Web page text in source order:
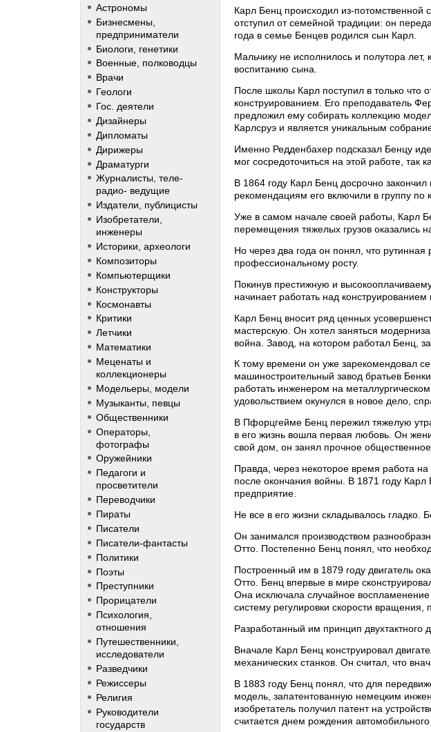
Астрономы
Бизнесмены,
предприниматели
Биологи, генетики
Военные, полководцы
Врачи
Геологи
Гос. деятели
Дизайнеры
Дипломаты
Дирижеры
Драматурги
Журналисты, теле-
радио- ведущие
Издатели, публицисты
Изобретатели,
инженеры
Историки, археологи
Композиторы
Компьютерщики
Конструкторы
Космонавты
Критики
Летчики
Математики
Меценаты и
коллекционеры
Модельеры, модели
Музыканты, певцы
Общественники
Операторы,
фотографы
Оружейники
Педагоги и
просветители
Переводчики
Пираты
Писатели
Писатели-фантасты
Политики
Поэты
Преступники
Прорицатели
Психология,
отношения
Путешественники,
исследователи
Разведчики
Режиссеры
Религия
Руководители
государств
Карл Бенц происходил из-потомственной
отступил от семейной традиции: он
года в семье Бенцев родился сын Карл.
Мальчику не исполнилось и полутора
воспитанию сына.
После школы Карл поступил в только что
конструированием. Его преподаватель
предложил ему собирать коллекцию
Карлсруэ и является уникальным
Именно Редденбахер подсказал Бенцу
мог сосредоточиться на этой работе, так
В 1864 году Карл Бенц досрочно
рекомендациям его включили в группу по
Уже в самом начале своей работы, Карл
перемещения тяжелых грузов оказались
Но через два года он понял, что
профессиональному росту.
Покинув престижную и
начинает работать над
Карл Бенц вносит ряд ценных
мастерскую. Он хотел заняться
война. Завод, на котором работал Бенц,
К тому времени он уже зарекомендовал
машиностроительный завод братьев
работать инженером на
удовольствием окунулся в новое дело,
В Пфорцгейме Бенц пережил тяжелую
в его жизнь вошла первая любовь. Он
свой дом, он занял прочное
Правда, через некоторое время работа
после окончания войны. В 1871 году
предприятие.
Не все в его жизни складывалось гладко.
Он занимался производством
Отто. Постепенно Бенц понял, что
Построенный им в 1879 году двигатель
Отто. Бенц впервые в мире
Она исключала случайное
систему регулировки скорости
Разработанный им принцип двухтактного
Вначале Карл Бенц конструировал
механических станков. Он считал, что
В 1883 году Бенц понял, что для
модель, запатентованную немецким
изобретатель получил патент на
считается днем рождения автомобильного